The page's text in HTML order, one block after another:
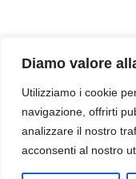
Diamo valore
Utilizziamo i cookie
navigazione, offrirti
analizzare il nostro
acconsenti al nostro